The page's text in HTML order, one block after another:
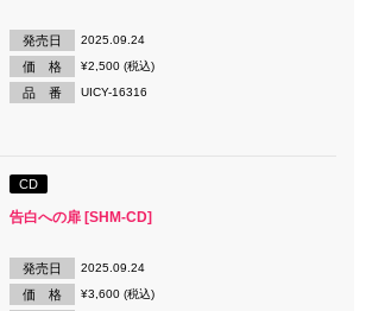
発売日 2025.09.24
価 格 ¥2,500 (税込)
品 番 UICY-16316
CD
告白への扉 [SHM-CD]
発売日 2025.09.24
価 格 ¥3,600 (税込)